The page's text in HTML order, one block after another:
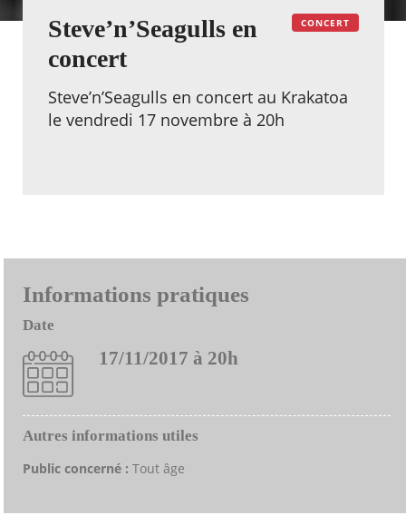
CONCERT
Steve’n’Seagulls en
concert
Steve’n’Seagulls en concert au Krakatoa
le vendredi 17 novembre à 20h
Informations pratiques
Date
17/11/2017 à 20h
Autres informations utiles
Public concerné : Tout âge